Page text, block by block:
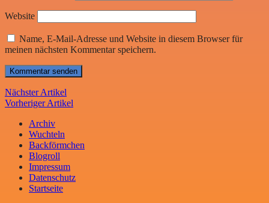
Website
Name, E-Mail-Adresse und Website in diesem Browser für
meinen nächsten Kommentar speichern.
Nächster Artikel
Vorheriger Artikel
Archiv
Wuchteln
Backförmchen
Blogroll
Impressum
Datenschutz
Startseite